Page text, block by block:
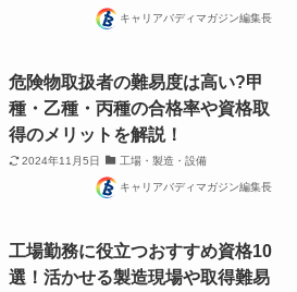
キャリアバディマガジン編集長
危険物取扱者の難易度は高い?甲
種・乙種・丙種の合格率や資格取
得のメリットを解説！
2024年11月5日 工場・製造・設備
キャリアバディマガジン編集長
工場勤務に役立つおすすめ資格10
選！活かせる製造現場や取得難易